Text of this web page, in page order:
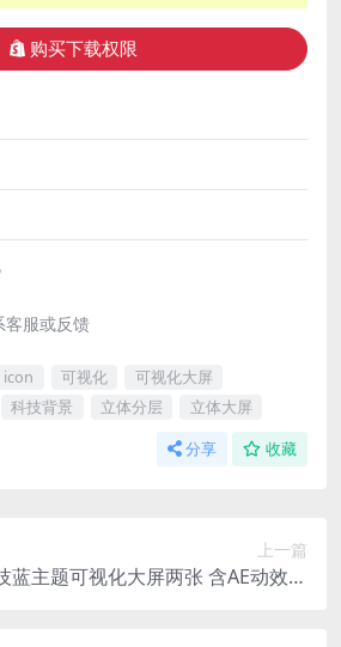
购买下载权限
客服或反馈
icon 可视化
可视化大屏
科技背景 立体分层 立体大屏
分享 收藏
上一篇
蓝主题可视化大屏两张 含AE动效源